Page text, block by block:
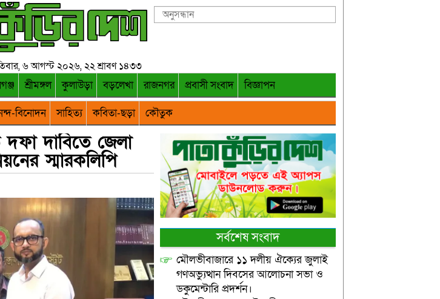
৬ আগস্ট ২০২৬, ২২ শ্রাবণ ১৪৩৩
শ্রীমঙ্গল কুলাউড়া বড়লেখা রাজনগর প্রবাসী সংবাদ
বিজ্ঞাপন
বিনোদন সাহিত্য কবিতা-ছড়া কৌতুক
দফা দাবিতে জেলা
স্মারকলিপি
সর্বশেষ সংবাদ
মৌলভীবাজারে ১১ দলীয় ঐক্যের জুলাই
গণঅভ্যুত্থান দিবসের আলোচনা সভা ও
ডকুমেন্টারি প্রদর্শন।